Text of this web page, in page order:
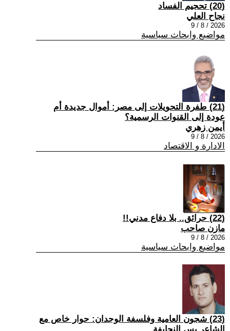
(20) تحجيم الفساد
نجاح العلي
2026 / 8 / 9
مواضيع وابحاث سياسية
(21) طفرة التحويلات إلى مصر: أموال جديدة أم
عودة إلى القنوات الرسمية؟
أيمن زهري
2026 / 8 / 9
الادارة و الاقتصاد
(22) حرائق.. بلا دفاع مدني!!
مازن صاحب
2026 / 8 / 9
مواضيع وابحاث سياسية
(23) شجون العامية وفلسفة الوجدان: حوار خاص مع